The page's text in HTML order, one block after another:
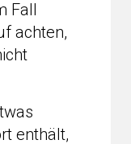
Fall
achten,
enthält,